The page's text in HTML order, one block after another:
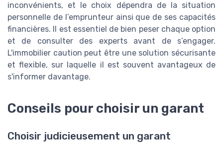
inconvénients, et le choix dépendra de la situation
personnelle de l’emprunteur ainsi que de ses capacités
financières. Il est essentiel de bien peser chaque option
et de consulter des experts avant de s’engager.
L'immobilier caution peut être une solution sécurisante
et flexible, sur laquelle il est souvent avantageux de
s'informer davantage.
Conseils pour choisir un garant
Choisir judicieusement un garant